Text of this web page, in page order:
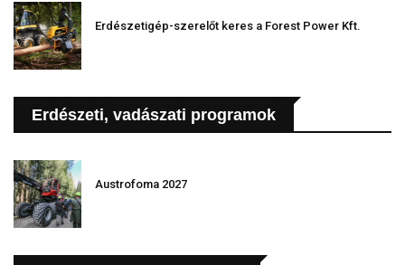
Erdészetigép-szerelőt keres a Forest Power Kft.
Erdészeti, vadászati programok
Austrofoma 2027